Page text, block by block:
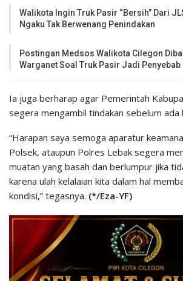
Walikota Ingin Truk Pasir “Bersih” Dari
Ngaku Tak Berwenang Penindakan
Postingan Medsos Walikota Cilegon
Warganet Soal Truk Pasir Jadi Penyebab
Ia juga berharap agar Pemerintah
segera mengambil tindakan sebelum ada
“Harapan saya semoga aparatur
Polsek, ataupun Polres Lebak segera
muatan yang basah dan berlumpur jika
karena ulah kelalaian kita dalam hal
kondisi,” tegasnya. (*/Eza-YF)